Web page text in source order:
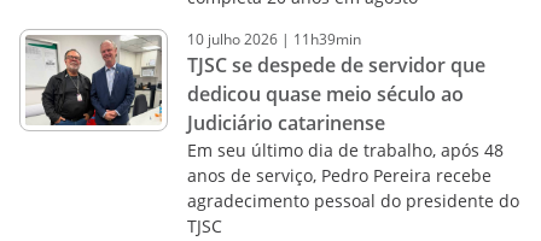
10 julho2026 | 11h39min
TJSC se despede de servidor que
dedicou quase meio século ao
Judiciário catarinense
Em seu último dia de trabalho, após 48
anos de serviço, Pedro Pereira recebe
agradecimento pessoal do presidente do
TJSC